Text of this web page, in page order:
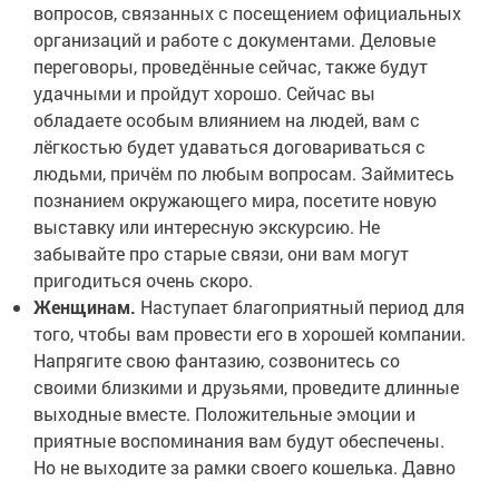
вопросов, связанных с посещением официальных
организаций и работе с документами. Деловые
переговоры, проведённые сейчас, также будут
удачными и пройдут хорошо. Сейчас вы
обладаете особым влиянием на людей, вам с
лёгкостью будет удаваться договариваться с
людьми, причём по любым вопросам. Займитесь
познанием окружающего мира, посетите новую
выставку или интересную экскурсию. Не
забывайте про старые связи, они вам могут
пригодиться очень скоро.
Женщинам. Наступает благоприятный период для
того, чтобы вам провести его в хорошей компании.
Напрягите свою фантазию, созвонитесь со
своими близкими и друзьями, проведите длинные
выходные вместе. Положительные эмоции и
приятные воспоминания вам будут обеспечены.
Но не выходите за рамки своего кошелька. Давно